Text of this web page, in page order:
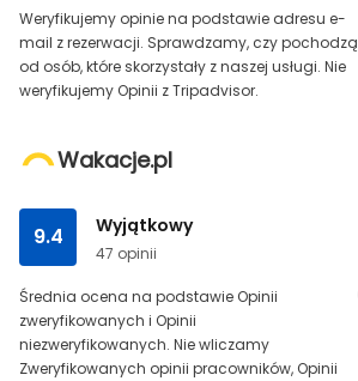
Weryfikujemy opinie na podstawie adresu e-
mail z rezerwacji. Sprawdzamy, czy pochodzą
od osób, które skorzystały z naszej usługi. Nie
weryfikujemy Opinii z Tripadvisor.
Wakacje.pl
9.4 Wyjątkowy
47 opinii
Średnia ocena na podstawie Opinii
zweryfikowanych i Opinii
niezweryfikowanych. Nie wliczamy
Zweryfikowanych opinii pracowników, Opinii